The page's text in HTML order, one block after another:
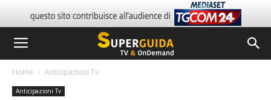
Home Anticipazioni Tv
Anticipazioni Tv